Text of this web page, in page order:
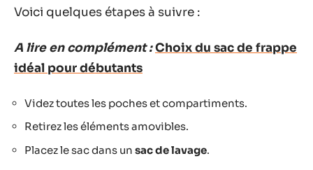
Voici quelques étapes à suivre :
A lire en complément :Choix du sac de frappe
idéal pour débutants
Videz toutes les poches et compartiments.
Retirez les éléments amovibles.
Placez le sac dans un sac de lavage.